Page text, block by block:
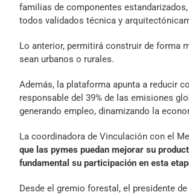
familias de componentes
todos validados técnica y
Lo anterior, permitirá construir de forma
sean urbanos o rurales.
Además, la plataforma apunta a reducir
responsable del 39% de las emisiones
generando empleo, dinamizando la
La coordinadora de Vinculación con el
que las pymes puedan mejorar su
fundamental su participación en esta
Desde el gremio forestal, el presidente